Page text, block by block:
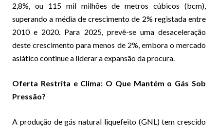
2,8%, ou 115 mil milhões de metros cúbicos (bcm),
superando a média de crescimento de 2% registada entre
2010 e 2020. Para 2025, prevê-se uma desaceleração
deste crescimento para menos de 2%, embora o mercado
asiático continue a liderar a expansão da procura.
Oferta Restrita e Clima: O Que Mantém o Gás Sob
Pressão?
A produção de gás natural liquefeito (GNL) tem crescido